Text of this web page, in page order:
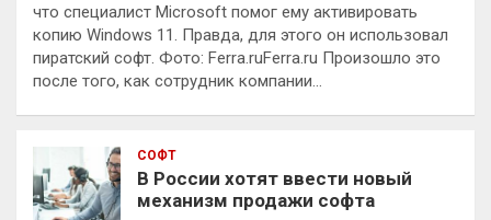
что специалист Microsoft помог ему активировать
копию Windows 11. Правда, для этого он использовал
пиратский софт. Фото: Ferra.ruFerra.ru Произошло это
после того, как сотрудник компании…
СОФТ
В России хотят ввести новый
механизм продажи софта